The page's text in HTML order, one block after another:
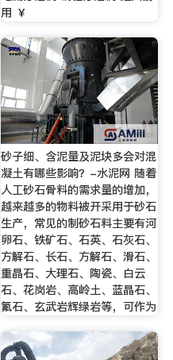
用 ￥
砂子细、含泥量及泥块多会对混
凝土有哪些影响？-水泥网 随着
人工砂石骨料的需求量的增加，
越来越多的物料被开采用于砂石
生产，常见的制砂石料主要有河
卵石、铁矿石、石英、石灰石、
方解石、长石、方解石、滑石、
重晶石、大理石、陶瓷、白云
石、花岗岩、高岭土、蓝晶石、
氟石、玄武岩辉绿岩等，可作为